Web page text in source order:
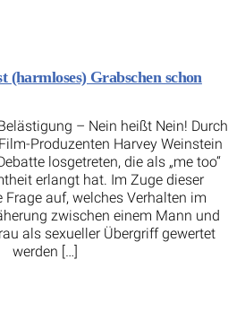
(harmloses) Grabschen schon
– Nein heißt Nein! Durch
Produzenten Harvey Weinstein
losgetreten, die als „me too“
erlangt hat. Im Zuge dieser
Frage auf, welches Verhalten im
zwischen einem Mann und
als sexueller Übergriff gewertet
werden […]